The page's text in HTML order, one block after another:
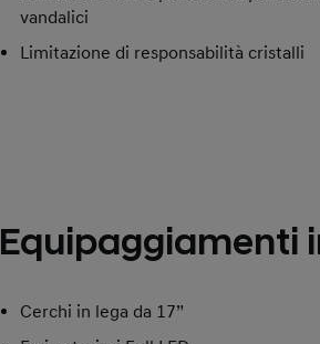
vandalici
Limitazione di responsabilità cristalli
Equipaggiamenti
Cerchi in lega da 17”